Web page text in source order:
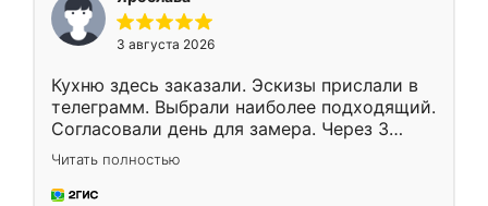
3 августа 2026
Кухню здесь заказали. Эскизы прислали в
телеграмм. Выбрали наиболее подходящий.
Согласовали день для замера. Через 3
недели кухня была уже готова. Остались
довольны работой. Спасибо Ренессанс
мебель за качественную работу!
Читать полностью